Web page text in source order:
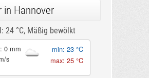
in Hannover
24 °C, Mäßig bewölkt
0 mm
s
min: 23 °C
max: 25 °C